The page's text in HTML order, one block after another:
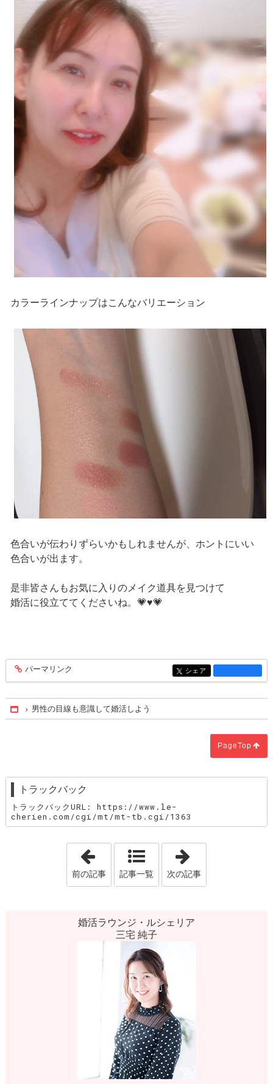
カラーラインナップはこんなバリエーション
色合いが伝わりずらいかもしれませんが、ホントにいい
色合いが出ます。
是非皆さんもお気に入りのメイク道具を見つけて
婚活に役立ててくださいね。💗♥💗
entry1376
パーマリンク entry1376
シェア
Home
男性の目線も意識して婚活しよう
PageTop
トラックバック
トラックバックURL: https://www.le-
cherien.com/cgi/mt/mt-tb.cgi/1363
「交際1か月でプロポーズ💗」
前の記事 記事一覧 次の記事
婚活ラウンジ・ルシェリア
三宅 純子